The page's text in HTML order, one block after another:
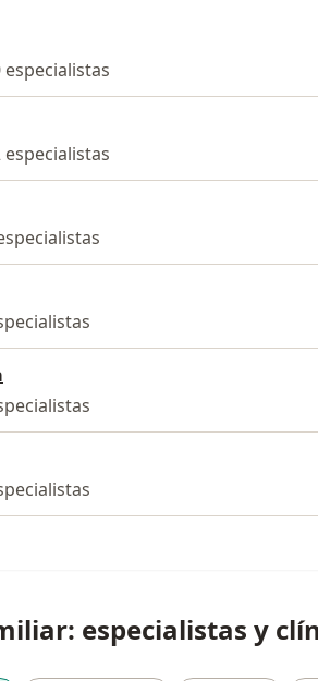
especialistas
especialistas
especialistas y